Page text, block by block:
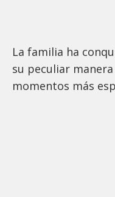
La familia ha
su peculiar
momentos más